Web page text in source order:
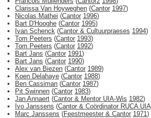
Clarissa Van Hoyweghen (Cantor 1997)
Nicolas Mathei (Cantor 1996)
Bart D'Hooghe (Cantor 1995)
Ivan Schenck (Cantor & Cultuurpraeses 1994)
Tom Peeters (Cantor 1993)
Tom Peeters (Cantor 1992)
Bart Jans (Cantor 1991)
Bart Jans (Cantor 1990)
Alex van Biezen (Cantor 1989)
Koen Delahaye (Cantor 1988)
Ben Cassiman (Cantor 1987)
Pit Swinnen (Cantor 1983)
Jan Annaert (Cantor & Mentor UIA-Wis 1982)
Ivo Janssens (Cantor & Coördinator RUCA UIA
Marc Janssens (Feestmeester & Cantor 1971)